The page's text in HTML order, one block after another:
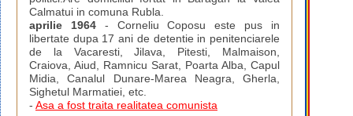
Calmatui in comuna Rubla.
aprilie 1964- Corneliu Coposu este pus in
libertate dupa 17 ani de detentie in penitenciarele
de la Vacaresti, Jilava, Pitesti, Malmaison,
Craiova, Aiud, Ramnicu Sarat, Poarta Alba, Capul
Midia, Canalul Dunare-Marea Neagra, Gherla,
Sighetul Marmatiei, etc.
- Asa a fost traita realitatea comunista